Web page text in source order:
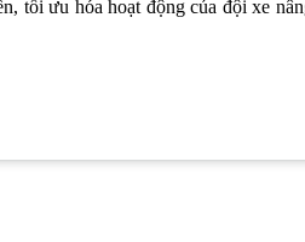
tối ưu hóa hoạt động của đội xe